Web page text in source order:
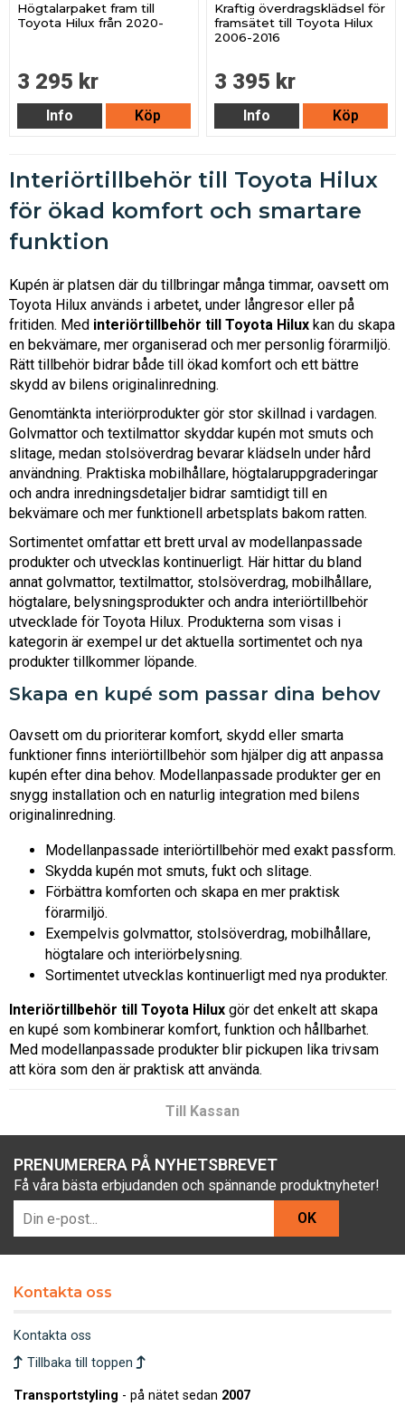
Högtalarpaket fram till
Toyota Hilux från 2020-
3 295 kr
Info Köp
Kraftig överdragsklädsel för
framsätet till Toyota Hilux
2006-2016
3 395 kr
Info Köp
Interiörtillbehör till Toyota Hilux
för ökad komfort och smartare
funktion
Kupén är platsen där du tillbringar många timmar, oavsett om
Toyota Hilux används i arbetet, under långresor eller på
fritiden. Med interiörtillbehör till Toyota Hilux kan du skapa
en bekvämare, mer organiserad och mer personlig förarmiljö.
Rätt tillbehör bidrar både till ökad komfort och ett bättre
skydd av bilens originalinredning.
Genomtänkta interiörprodukter gör stor skillnad i vardagen.
Golvmattor och textilmattor skyddar kupén mot smuts och
slitage, medan stolsöverdrag bevarar klädseln under hård
användning. Praktiska mobilhållare, högtalaruppgraderingar
och andra inredningsdetaljer bidrar samtidigt till en
bekvämare och mer funktionell arbetsplats bakom ratten.
Sortimentet omfattar ett brett urval av modellanpassade
produkter och utvecklas kontinuerligt. Här hittar du bland
annat golvmattor, textilmattor, stolsöverdrag, mobilhållare,
högtalare, belysningsprodukter och andra interiörtillbehör
utvecklade för Toyota Hilux. Produkterna som visas i
kategorin är exempel ur det aktuella sortimentet och nya
produkter tillkommer löpande.
Skapa en kupé som passar dina behov
Oavsett om du prioriterar komfort, skydd eller smarta
funktioner finns interiörtillbehör som hjälper dig att anpassa
kupén efter dina behov. Modellanpassade produkter ger en
snygg installation och en naturlig integration med bilens
originalinredning.
Modellanpassade interiörtillbehör med exakt passform.
Skydda kupén mot smuts, fukt och slitage.
Förbättra komforten och skapa en mer praktisk
förarmiljö.
Exempelvis golvmattor, stolsöverdrag, mobilhållare,
högtalare och interiörbelysning.
Sortimentet utvecklas kontinuerligt med nya produkter.
Interiörtillbehör till Toyota Hilux gör det enkelt att skapa
en kupé som kombinerar komfort, funktion och hållbarhet.
Med modellanpassade produkter blir pickupen lika trivsam
att köra som den är praktisk att använda.
Till Kassan
PRENUMERERA PÅ NYHETSBREVET
Få våra bästa erbjudanden och spännande produktnyheter!
OK
Kontakta oss
Kontakta oss
Tillbaka till toppen
Transportstyling - på nätet sedan 2007